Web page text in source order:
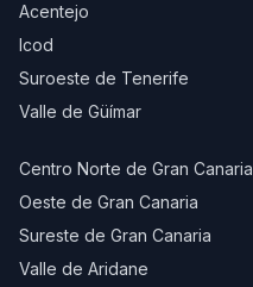
Acentejo
Icod
Suroeste de Tenerife
Valle de Güímar
Centro Norte de Gran Canaria
Oeste de Gran Canaria
Sureste de Gran Canaria
Valle de Aridane